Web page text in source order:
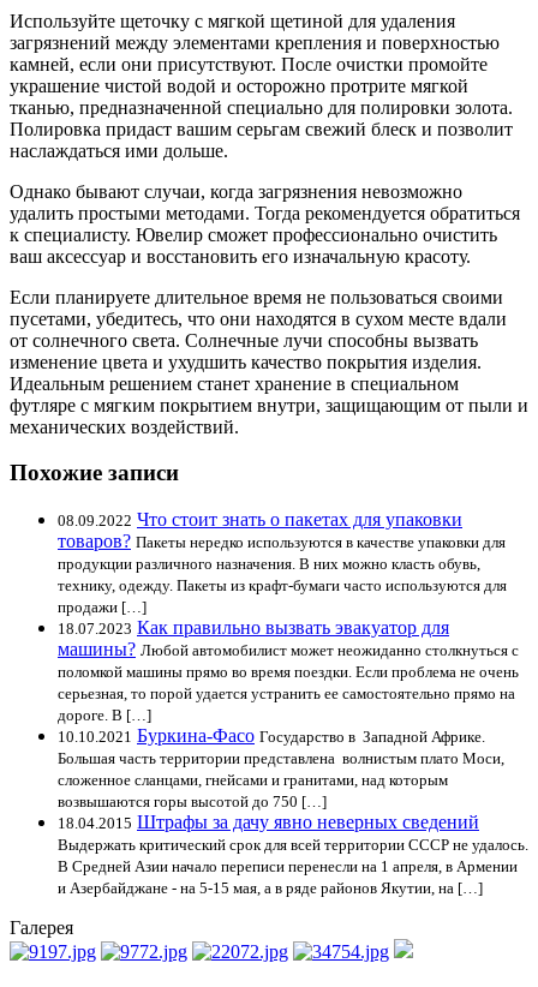
Используйте щеточку с мягкой щетиной для удаления
загрязнений между элементами крепления и поверхностью
камней, если они присутствуют. После очистки промойте
украшение чистой водой и осторожно протрите мягкой
тканью, предназначенной специально для полировки золота.
Полировка придаст вашим серьгам свежий блеск и позволит
наслаждаться ими дольше.
Однако бывают случаи, когда загрязнения невозможно
удалить простыми методами. Тогда рекомендуется обратиться
к специалисту. Ювелир сможет профессионально очистить
ваш аксессуар и восстановить его изначальную красоту.
Если планируете длительное время не пользоваться своими
пусетами, убедитесь, что они находятся в сухом месте вдали
от солнечного света. Солнечные лучи способны вызвать
изменение цвета и ухудшить качество покрытия изделия.
Идеальным решением станет хранение в специальном
футляре с мягким покрытием внутри, защищающим от пыли и
механических воздействий.
Похожие записи
08.09.2022 Что стоит знать о пакетах для упаковки
товаров? Пакеты нередко используются в качестве упаковки для
продукции различного назначения. В них можно класть обувь,
технику, одежду. Пакеты из крафт-бумаги часто используются для
продажи […]
18.07.2023 Как правильно вызвать эвакуатор для
машины? Любой автомобилист может неожиданно столкнуться с
поломкой машины прямо во время поездки. Если проблема не очень
серьезная, то порой удается устранить ее самостоятельно прямо на
дороге. В […]
10.10.2021 Буркина-Фасо Государство в Западной Африке.
Большая часть территории представлена волнистым плато Моси,
сложенное сланцами, гнейсами и гранитами, над которым
возвышаются горы высотой до 750 […]
18.04.2015 Штрафы за дачу явно неверных сведений
Выдержать критический срок для всей территории СССР не удалось.
В Средней Азии начало переписи перенесли на 1 апреля, в Армении
и Азербайджане - на 5-15 мая, а в ряде районов Якутии, на […]
Галерея